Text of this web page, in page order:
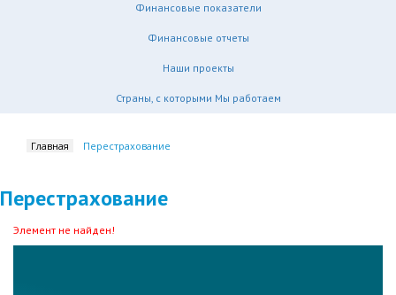
Финансовые показатели
Финансовые отчеты
Наши проекты
Страны, с которыми Мы работаем
Главная Перестрахование
Перестрахование
Элемент не найден!